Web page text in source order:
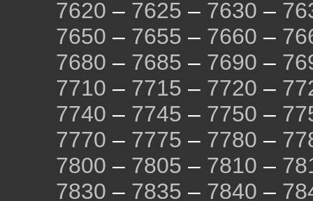
7620 – 7625 – 7630 –
7650 – 7655 – 7660 –
7680 – 7685 – 7690 –
7710 – 7715 – 7720 –
7740 – 7745 – 7750 –
7770 – 7775 – 7780 –
7800 – 7805 – 7810 –
7830 – 7835 – 7840 –